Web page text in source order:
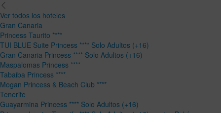
Ver todos los hoteles
Gran Canaria
Princess Taurito ****
TUI BLUE Suite Princess **** Solo Adultos (+16)
Gran Canaria Princess **** Solo Adultos (+16)
Maspalomas Princess ****
Tabaiba Princess ****
Mogan Princess & Beach Club ****
Tenerife
Guayarmina Princess **** Solo Adultos (+16)